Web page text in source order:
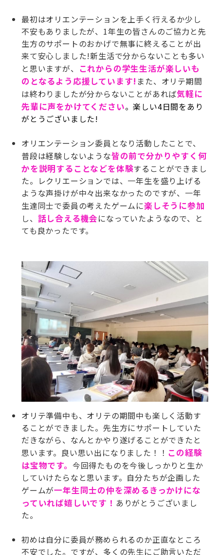
最初はオリエンテーションを上手く行えるか少し
不安もありましたが、 1年生の皆さんのご協力と先
生方のサポートのおかげで無事に終えることが出
来て安心しました!新生活で分からないことも多い
と思いますが、 これからの学生生活が楽しいも
のとなるよう応援しています! また、オリテ期間
は終わりましたが分からないことがあれば気軽に
先輩に声をかけてください。楽しい4日間をあり
がとうございました!
オリエンテーション委員となり活動したことで、
普段は経験しないような皆の前で分かりやすく何
かを説明することなどを体験することができまし
た。レクリエーションでは、一年生を盛り上げる
ような声掛けが中々出来なかったのですが、一年
生達同士で委員の考えたゲームに楽しそうに参加
し、 話し合える機会になっていたようなので、と
ても良かったです。
オリテ準備中も、オリテの期間中も楽しく活動す
ることができました。先生方にサポートしていた
だきながら、なんとかやり遂げることができたと
思います。良い思い出になりました！！ この経験
は宝物です。 今回得たものを今後しっかりと生か
していけたらなと思います。 自分たちが企画した
ゲームが一年生同士の仲を深めるきっかけにな
っていれば嬉しいです！ ありがとうございまし
た。
初めは自分に委員が務められるのか正直なところ
不安でした。ですが、多くの先生にご助言いただ